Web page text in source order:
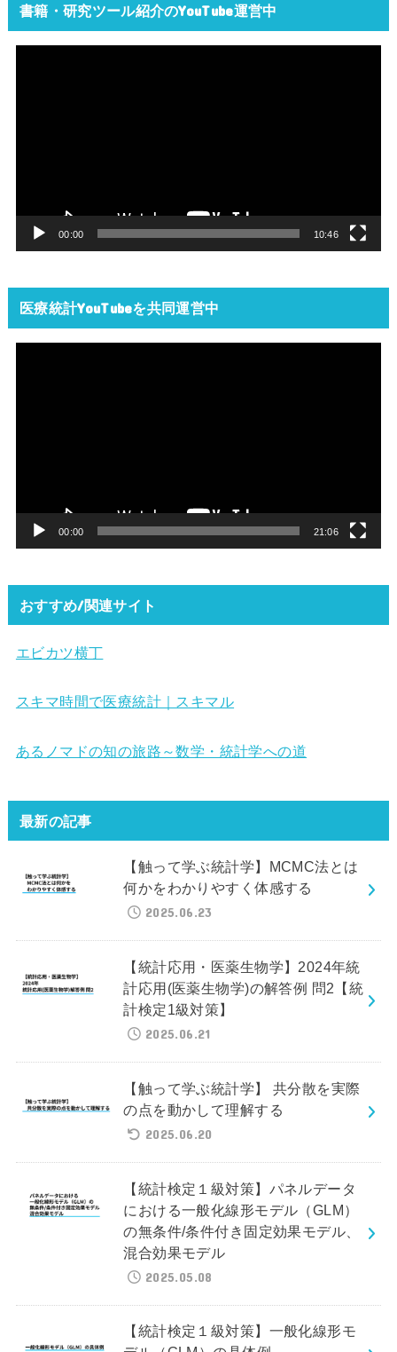
書籍・研究ツール紹介のYouTube運営中
00:00 10:46
医療統計YouTubeを共同運営中
00:00 21:06
おすすめ/関連サイト
エビカツ横丁
スキマ時間で医療統計｜スキマル
あるノマドの知の旅路～数学・統計学への道
最新の記事
【触って学ぶ統計学】MCMC法とは
何かをわかりやすく体感する
2025.06.23
【統計応用・医薬生物学】2024年統
計応用(医薬生物学)の解答例 問2【統
計検定1級対策】
2025.06.21
【触って学ぶ統計学】 共分散を実際
の点を動かして理解する
2025.06.20
【統計検定１級対策】パネルデータ
における一般化線形モデル（GLM）
の無条件/条件付き固定効果モデル、
混合効果モデル
2025.05.08
【統計検定１級対策】一般化線形モ